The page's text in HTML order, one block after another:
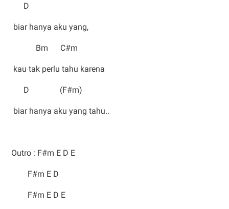
D
biar hanya aku yang,
Bm C#m
kau tak perlu tahu karena
D (F#m)
biar hanya aku yang tahu..
Outro : F#m E D E
F#m E D
F#m E D E